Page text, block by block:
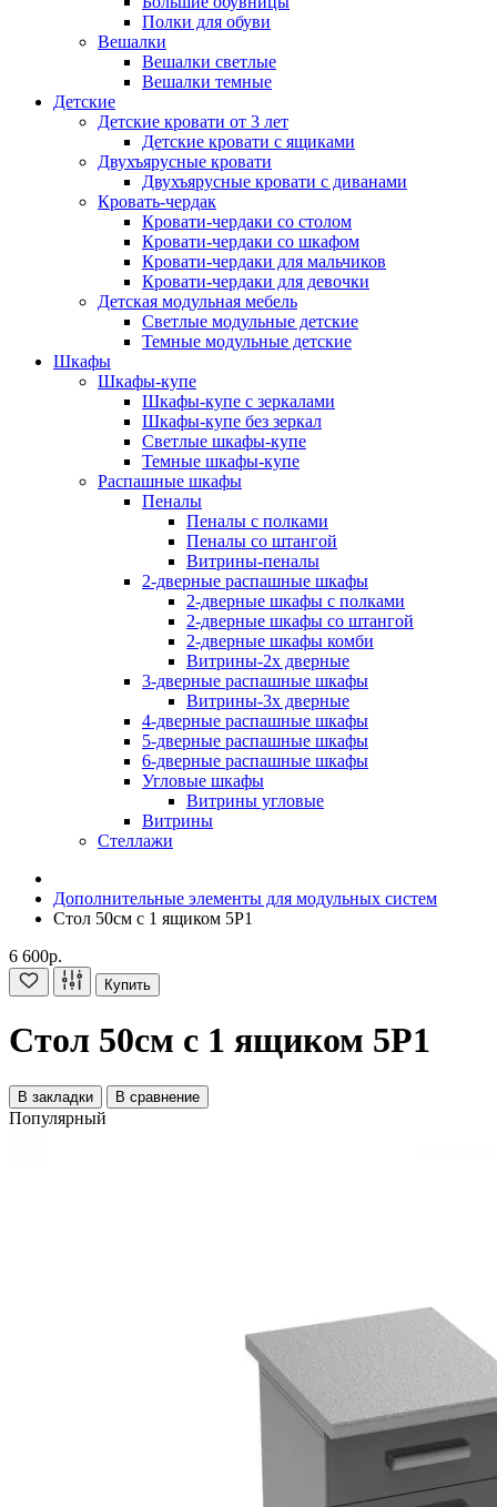
Полки для обуви
Вешалки
Вешалки светлые
Вешалки темные
Детские
Детские кровати от 3 лет
Детские кровати с ящиками
Двухъярусные кровати
Двухъярусные кровати с диванами
Кровать-чердак
Кровати-чердаки со столом
Кровати-чердаки со шкафом
Кровати-чердаки для мальчиков
Кровати-чердаки для девочки
Детская модульная мебель
Светлые модульные детские
Темные модульные детские
Шкафы
Шкафы-купе
Шкафы-купе с зеркалами
Шкафы-купе без зеркал
Светлые шкафы-купе
Темные шкафы-купе
Распашные шкафы
Пеналы
Пеналы с полками
Пеналы со штангой
Витрины-пеналы
2-дверные распашные шкафы
2-дверные шкафы с полками
2-дверные шкафы со штангой
2-дверные шкафы комби
Витрины-2х дверные
3-дверные распашные шкафы
Витрины-3х дверные
4-дверные распашные шкафы
5-дверные распашные шкафы
6-дверные распашные шкафы
Угловые шкафы
Витрины угловые
Витрины
Стеллажи
Дополнительные элементы для модульных систем
Стол 50см с 1 ящиком 5Р1
6 600р.
Купить
Стол 50см с 1 ящиком 5Р1
В закладки В сравнение
Популярный